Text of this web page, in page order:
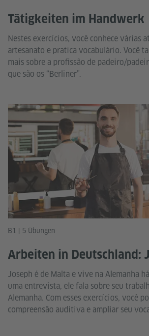
Tätigkeiten im Handwerk
Nestes exercícios, você conhece várias
artesanato e pratica vocabulário. Você
mais sobre a profissão de padeiro/
que são os “Berliner”.
B1 | 5 Übungen
Arbeiten in Deutschland:
Joseph é de Malta e vive na Alemanha
uma entrevista, ele fala sobre seu
Alemanha. Com esses exercícios, você
compreensão auditiva e ampliar seu